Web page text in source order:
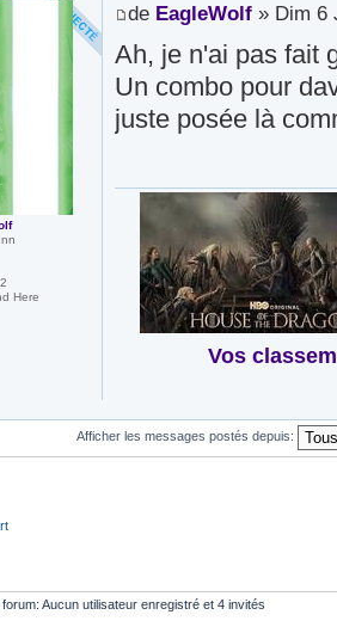
de EagleWolf» Dim 6
Ah, je n'ai pas fait
Un combo pour
juste posée là
Vos
Here
Afficher les messages postés depuis:
Aucun utilisateur enregistré et 4 invités